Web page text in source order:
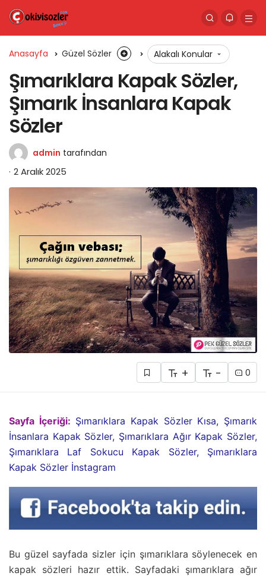
Anasayfa Güzel Sözler Alakalı Konular
Şımarıklara Kapak Sözler,
Şımarık İnsanlara Kapak
Sözler
admin tarafından
2 Aralık 2025
+ - 0
Sayfa İçeriği: Şımarıklara Kapak Sözler Kısa, Şımarık
İnsanlara Kapak Sözler, Şımarıklara Ağır Kapak Sözler,
Şımarıklara Laf Sokucu Kapak Sözler, Şımarıklara
Kapak Sözler İnstagram
Bu güzel sayfada sizler için şımarıklara söylenecek en
kapak sözleri hazır ettik. Sayfadaki şımarıklara ağır